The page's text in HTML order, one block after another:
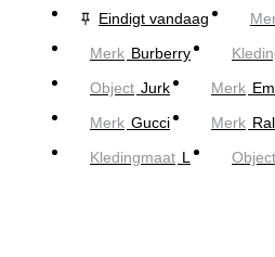
Eindigt vandaag
Merk Burberry
Object Jurk Merk
Merk Gucci Merk
Kledingmaat L Object